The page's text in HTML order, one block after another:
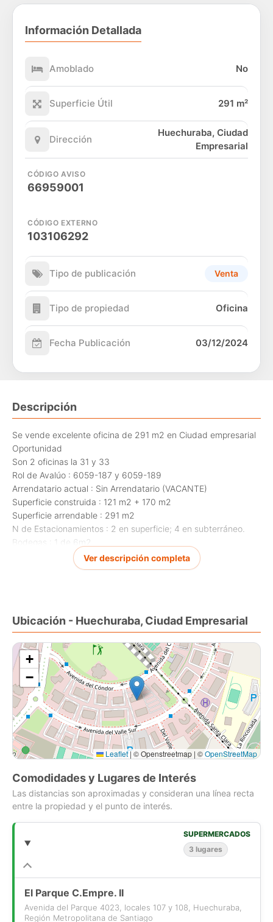
Información Detallada
Amoblado No
Superficie Útil 291 m²
Dirección
Huechuraba, Ciudad
Empresarial
CÓDIGO AVISO
66959001
CÓDIGO EXTERNO
103106292
Tipo de publicación Venta
Tipo de propiedad Oficina
Fecha Publicación 03/12/2024
Descripción
Se vende excelente oficina de 291 m2 en Ciudad empresarial
Oportunidad
Son 2 oficinas la 31 y 33
Rol de Avalúo : 6059-187 y 6059-189
Arrendatario actual : Sin Arrendatario (VACANTE)
Superficie construida : 121 m2 + 170 m2
Superficie arrendable : 291 m2
N de Estacionamientos : 2 en superficie; 4 en subterráneo.
Bodegas : 1 de 6m2
VALOR : U.F. 16.000.-
Ver descripción completa
Ubicación - Huechuraba, Ciudad Empresarial
+
−
Leaflet|© Openstreetmap | ©OpenStreetMap
Comodidades y Lugares de Interés
Las distancias son aproximadas y consideran una línea recta
entre la propiedad y el punto de interés.
SUPERMERCADOS
3 lugares
El Parque C.Empre. II
Avenida del Parque 4023, locales 107 y 108, Huechuraba,
Región Metropolitana de Santiago